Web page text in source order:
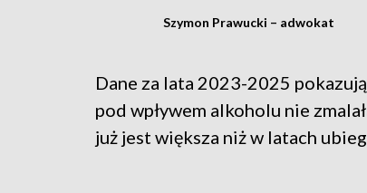
Szymon Prawucki – adwokat
Dane za lata 2023-2025
pod wpływem alkoholu nie
już jest większa niż w latach